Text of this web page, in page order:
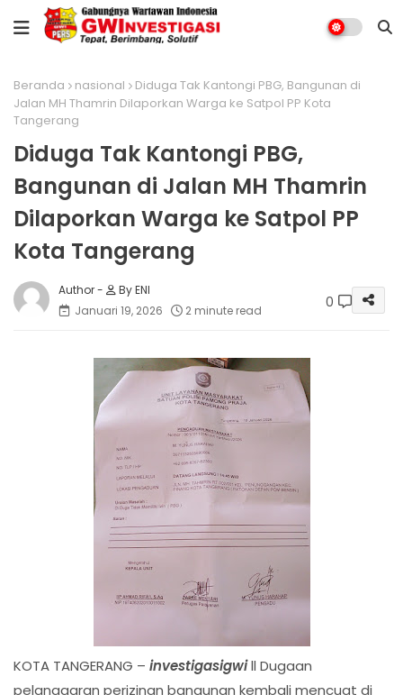
Beranda nasional
Diduga Tak Kantongi PBG, Bangunan di
Jalan MH Thamrin Dilaporkan Warga ke Satpol PP Kota
Tangerang
Diduga Tak Kantongi PBG,
Bangunan di Jalan MH Thamrin
Dilaporkan Warga ke Satpol PP
Kota Tangerang
By ENI
Januari 19, 2026
2 minute read 0
KOTA TANGERANG – investigasigwill Dugaan
pelanggaran perizinan bangunan kembali mencuat di